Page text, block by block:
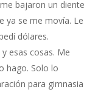
bajaron un diente
ya se me movía. Le
dólares.
esas cosas. Me
hago. Solo lo
para gimnasia